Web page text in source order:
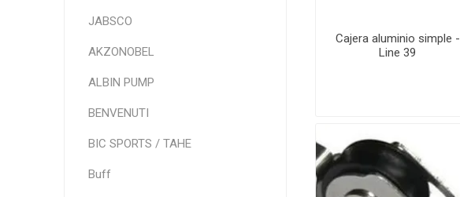
Cajera aluminio simple -
Line 39
JABSCO
AKZONOBEL
ALBIN PUMP
BENVENUTI
BIC SPORTS / TAHE
Buff